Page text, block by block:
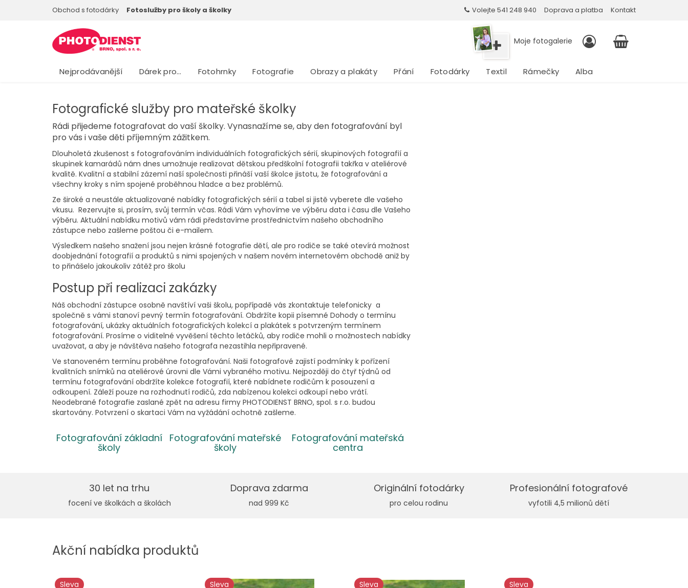
Obchod s fotodárky Fotoslužby pro školy a školky Volejte 541 248 940 Doprava a platba Kontakt
Moje fotogalerie
Nejprodávanější Dárek pro… Fotohrnky Fotografie Obrazy a plakáty Přání Fotodárky Textil Rámečky Alba
Fotografické služby pro mateřské školky
Rádi přijedeme fotografovat do vaší školky. Vynasnažíme se, aby den fotografování byl
pro vás i vaše děti příjemným zážitkem.
Dlouholetá zkušenost s fotografováním individuálních fotografických sérií, skupinových fotografií a
skupinek kamarádů nám dnes umožnuje realizovat dětskou předškolní fotografii takřka v ateliérové
kvalitě. Kvalitní a stabilní zázemí naší společnosti přináší vaší školce jistotu, že fotografování a
všechny kroky s ním spojené proběhnou hladce a bez problémů.
Ze široké a neustále aktualizované nabídky fotografických sérií a tabel si jistě vyberete dle vašeho
vkusu. Rezervujte si, prosím, svůj termín včas. Rádi Vám vyhovíme ve výběru data i času dle Vašeho
výběru. Aktuální nabídku motivů vám rádi představíme prostřednictvím našeho obchodního
zástupce nebo zašleme poštou či e-mailem.
Výsledkem našeho snažení jsou nejen krásné fotografie dětí, ale pro rodiče se také otevírá možnost
doobjednání fotografií a produktů s nimi spojených v našem novém internetovém obchodě aniž by
to přinášelo jakoukoliv zátěž pro školu
Postup při realizaci zakázky
Náš obchodní zástupce osobně navštíví vaši školu, popřípadě vás zkontaktuje telefonicky a
společně s vámi stanoví pevný termín fotografování. Obdržíte kopii písemné Dohody o termínu
fotografování, ukázky aktuálních fotografických kolekcí a plakátek s potvrzeným termínem
fotografování. Prosíme o viditelné vyvěšení těchto letáčků, aby rodiče mohli o možnostech nabídky
uvažovat, a aby je návštěva našeho fotografa nezastihla nepřipravené.
Ve stanoveném termínu proběhne fotografování. Naši fotografové zajistí podmínky k pořízení
kvalitních snímků na ateliérové úrovni dle Vámi vybraného motivu. Nejpozději do čtyř týdnů od
termínu fotografování obdržíte kolekce fotografií, které nabídnete rodičům k posouzení a
odkoupení. Záleží pouze na rozhodnutí rodičů, zda nabízenou kolekci odkoupí nebo vrátí.
Neodebrané fotografie zaslané zpět na adresu firmy PHOTODIENST BRNO, spol. s r.o. budou
skartovány. Potvrzení o skartaci Vám na vyžádání ochotně zašleme.
Fotografování základní
školy
Fotografování mateřské
školy
Fotografování mateřská
centra
30 let na trhu
focení ve školkách a školách
Doprava zdarma
nad 999 Kč
Originální fotodárky
pro celou rodinu
Profesionální fotografové
vyfotili 4,5 milionů dětí
Akční nabídka produktů
Sleva Sleva Sleva Sleva